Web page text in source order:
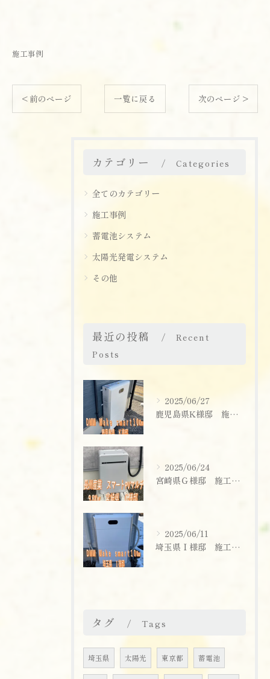
施工事例
< 前のページ 一覧に戻る 次のページ >
カテゴリー Categories
全てのカテゴリー
施工事例
蓄電池システム
太陽光発電システム
その他
最近の投稿
Recent
Posts
2025/06/27
鹿児島県K様邸 施工実績
2025/06/24
宮崎県Ｇ様邸 施工実績
2025/06/11
埼玉県Ｉ様邸 施工実績
タグ Tags
埼玉県 太陽光 東京都 蓄電池
お問い合わせはこちら